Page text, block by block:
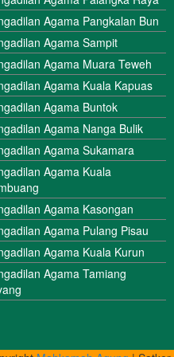
Agama Pangkalan Bun
Agama Sampit
Agama Muara Teweh
Agama Kuala Kapuas
Agama Buntok
Agama Nanga Bulik
Agama Sukamara
Agama Kuala
Agama Kasongan
Agama Pulang Pisau
Agama Kuala Kurun
Agama Tamiang